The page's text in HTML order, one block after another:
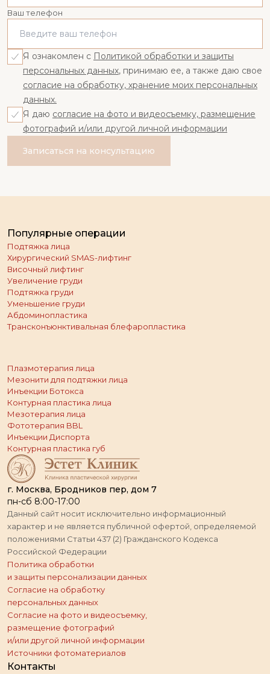
Ваш телефон
Я ознакомлен с Политикой обработки и защиты
персональных данных, принимаю ее, а также даю свое
согласие на обработку, хранение моих персональных
данных.
Я даю согласие на фото и видеосъемку, размещение
фотографий и/или другой личной информации
Записаться на консультацию
г. Москва, Бродников пер, дом 7
пн-сб 8:00-17:00
Данный сайт носит исключительно информационный
характер и не является публичной офертой, определяемой
положениями Статьи 437 (2) Гражданского Кодекса
Российской Федерации
Политика обработки
и защиты персонализации данных
Согласие на обработку
персональных данных
Согласие на фото и видеосъемку,
размещение фотографий
и/или другой личной информации
Источники фотоматериалов
Популярные операции
Подтяжка лица
Хирургический SMAS-лифтинг
Височный лифтинг
Увеличение груди
Подтяжка груди
Уменьшение груди
Абдоминопластика
Трансконъюнктивальная блефаропластика
Плазмотерапия лица
Мезонити для подтяжки лица
Инъекции Ботокса
Контурная пластика лица
Мезотерапия лица
Фототерапия BBL
Инъекции Диспорта
Контурная пластика губ
Контакты